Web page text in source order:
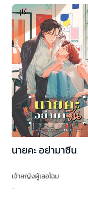
นายคะ อย่ามาซึน
เจ้าหญิงผู้เลอโฉม
-